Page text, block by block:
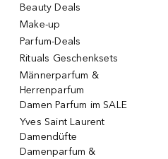
Beauty Deals
Make-up
Parfum-Deals
Rituals Geschenksets
Männerparfum &
Herrenparfum
Damen Parfum im SALE
Yves Saint Laurent
Damendüfte
Damenparfum &